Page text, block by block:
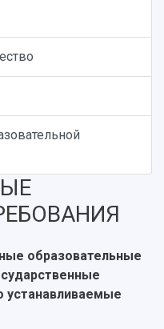
образовательные
устанавливаемые